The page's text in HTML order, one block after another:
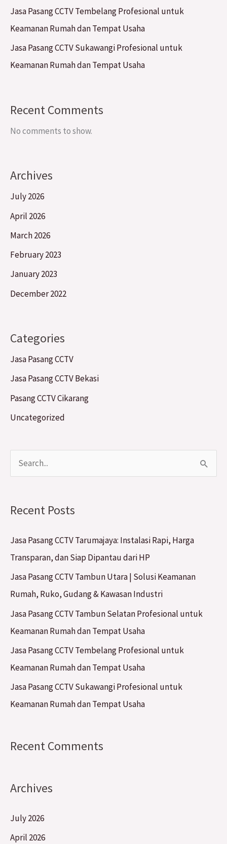
Jasa Pasang CCTV Tembelang Profesional untuk
Keamanan Rumah dan Tempat Usaha
Jasa Pasang CCTV Sukawangi Profesional untuk
Keamanan Rumah dan Tempat Usaha
Recent Comments
No comments to show.
Archives
July 2026
April 2026
March 2026
February 2023
January 2023
December 2022
Categories
Jasa Pasang CCTV
Jasa Pasang CCTV Bekasi
Pasang CCTV Cikarang
Uncategorized
r
c
h
Recent Posts
Jasa Pasang CCTV Tarumajaya: Instalasi Rapi, Harga
Transparan, dan Siap Dipantau dari HP
Jasa Pasang CCTV Tambun Utara | Solusi Keamanan
Rumah, Ruko, Gudang & Kawasan Industri
Jasa Pasang CCTV Tambun Selatan Profesional untuk
Keamanan Rumah dan Tempat Usaha
Jasa Pasang CCTV Tembelang Profesional untuk
Keamanan Rumah dan Tempat Usaha
Jasa Pasang CCTV Sukawangi Profesional untuk
Keamanan Rumah dan Tempat Usaha
Recent Comments
Archives
July 2026
April 2026